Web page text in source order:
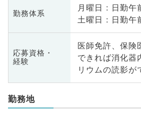
勤務体系
月曜日 : 日勤午
土曜日 : 日勤午
応募資格・
経験
医師免許、保険
できれば消化器
リウムの読影が
勤務地